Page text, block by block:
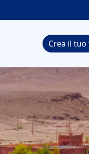
Crea il